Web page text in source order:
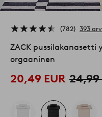
782 393
ZACK pussilakanasetti
orgaaninen
20,49 EUR 24,99